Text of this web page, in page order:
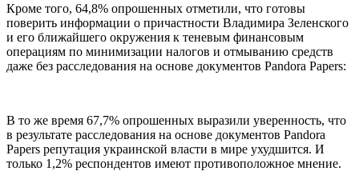
Кроме того, 64,8% опрошенных отметили, что готовы
поверить информации о причастности Владимира Зеленского
и его ближайшего окружения к теневым финансовым
операциям по минимизации налогов и отмыванию средств
даже без расследования на основе документов Pandora Papers:
В то же время 67,7% опрошенных выразили уверенность, что
в результате расследования на основе документов Pandora
Papers репутация украинской власти в мире ухудшится. И
только 1,2% респондентов имеют противоположное мнение.